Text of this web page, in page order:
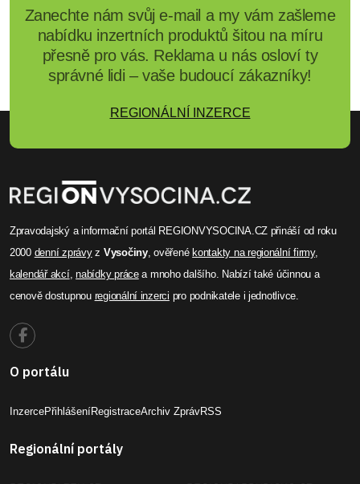
Zanechte nám svůj e-mail a my vám zašleme
nabídku inzertních produktů šitou na míru
přesně pro vás. Reklama u nás osloví ty
správné lidi – vaše budoucí zákazníky!
REGIONÁLNÍ INZERCE
Zpravodajský a informační portál REGIONVYSOCINA.CZ přináší od roku
2000 denní zprávyz Vysočiny, ověřené kontakty na regionální firmy,
kalendář akcí,nabídky prácea mnoho dalšího. Nabízí také účinnou a
cenově dostupnou regionální inzerci pro podnikatele i jednotlivce.
O portálu
InzercePřihlášeníRegistraceArchiv ZprávRSS
Regionální portály